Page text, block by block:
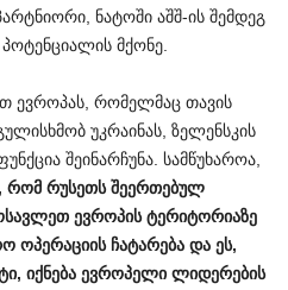
ნატოში აშშ-ის შემდეგ
მქონე.
ევროპას, რომელმაც თავის
უკრაინას, ზელენსკის
შეინარჩუნა. სამწუხაროა,
, რომ რუსეთს შეერთებულ
ევროპის ტერიტორიაზე
ოპერაციის ჩატარება და ეს,
, იქნება ევროპელი ლიდერების